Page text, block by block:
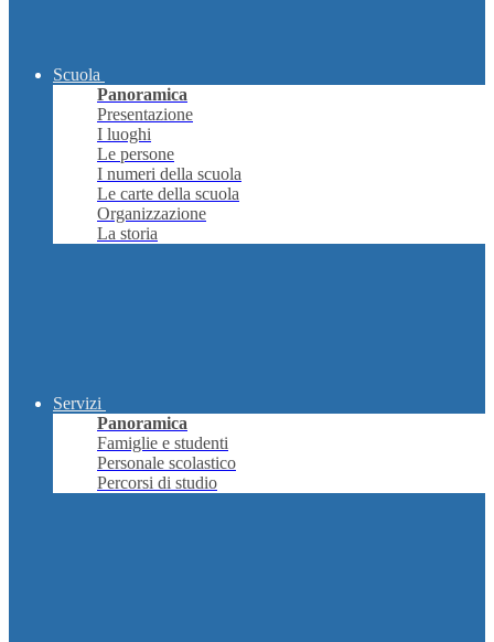
Scuola
Panoramica
Presentazione
I luoghi
Le persone
I numeri della scuola
Le carte della scuola
Organizzazione
La storia
Servizi
Panoramica
Famiglie e studenti
Personale scolastico
Percorsi di studio